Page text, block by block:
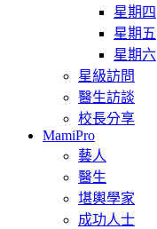
星期四
星期五
星期六
星級訪問
醫生訪談
校長分享
MamiPro
藝人
醫生
堪輿學家
成功人士